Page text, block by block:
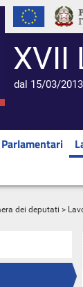
XVII
dal 15/03/
dei deputati >